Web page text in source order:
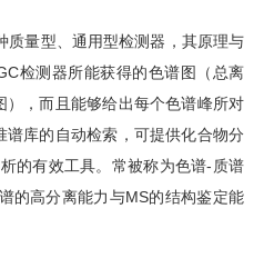
质量型、通用型检测器，其原理与
检测器所能获得的色谱图（总离
，而且能够给出每个色谱峰所对
谱库的自动检索，可提供化合物分
的有效工具。常被称为色谱-质谱
的高分离能力与MS的结构鉴定能